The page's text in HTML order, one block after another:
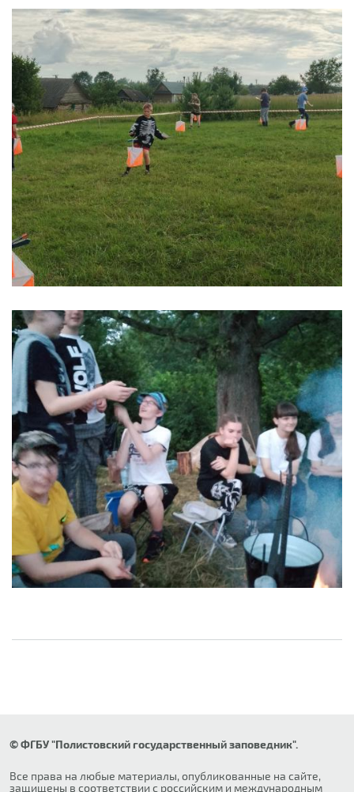
© ФГБУ "Полистовский государственный заповедник".
Все права на любые материалы, опубликованные на сайте,
защищены в соответствии с российским и международным